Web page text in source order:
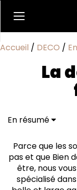
Accueil / DECO /
La
En résumé
Parce que les
pas et que Bien
être, nous
spécialisé